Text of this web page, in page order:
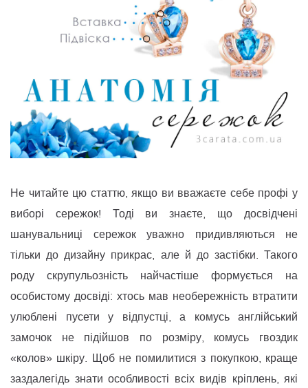
Не читайте цю статтю, якщо ви вважаєте себе профі у
виборі сережок! Тоді ви знаєте, що досвідчені
шанувальниці сережок уважно придивляються не
тільки до дизайну прикрас, але й до застібки. Такого
роду скрупульозність найчастіше формується на
особистому досвіді: хтось мав необережність втратити
улюблені пусети у відпустці, а комусь англійський
замочок не підійшов по розміру, комусь гвоздик
«колов» шкіру. Щоб не помилитися з покупкою, краще
заздалегідь знати особливості всіх видів кріплень, які